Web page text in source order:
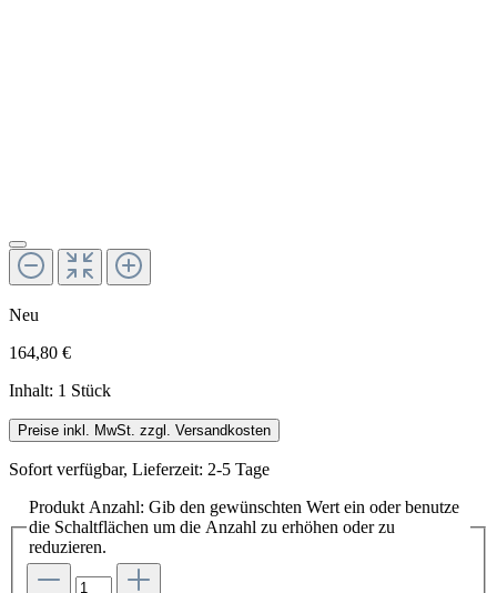
Neu
164,80 €
Inhalt: 1 Stück
Preise inkl. MwSt. zzgl. Versandkosten
Sofort verfügbar, Lieferzeit: 2-5 Tage
Produkt Anzahl: Gib den gewünschten Wert ein oder benutze
die Schaltflächen um die Anzahl zu erhöhen oder zu
reduzieren.